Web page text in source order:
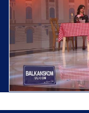
Ispraćaj
Hrama